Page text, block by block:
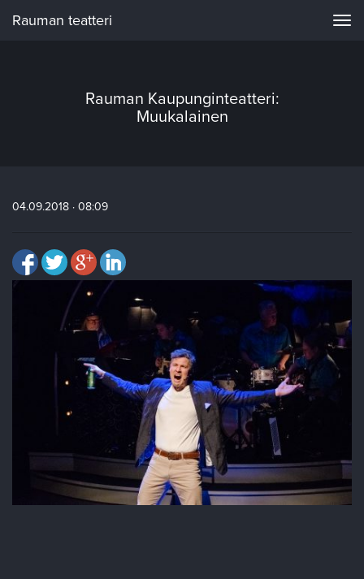
Rauman teatteri
Rauman Kaupunginteatteri:
Muukalainen
04.09.2018 · 08:09